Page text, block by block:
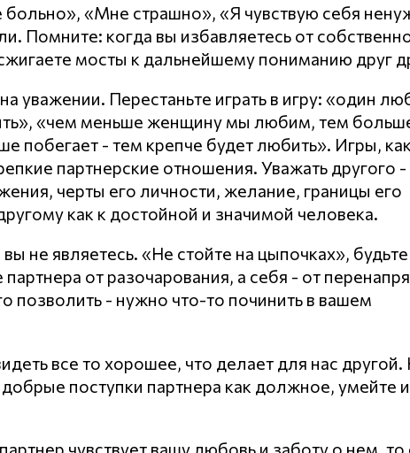
«Мне страшно», «Я чувствую себя
Помните: когда вы избавляетесь от
мосты к дальнейшему пониманию друг
уважении. Перестаньте играть в игру: «один
«чем меньше женщину мы любим, тем
побегает - тем крепче будет любить». Игры, как
партнерские отношения. Уважать другого -
черты его личности, желание, границы его
как к достойной и значимой человека.
не являетесь. «Не стойте на цыпочках»,
от разочарования, а себя - от
позволить - нужно что-то починить в вашем
все то хорошее, что делает для нас другой.
поступки партнера как должное, умейте
чувствует вашу любовь и заботу о нем, то